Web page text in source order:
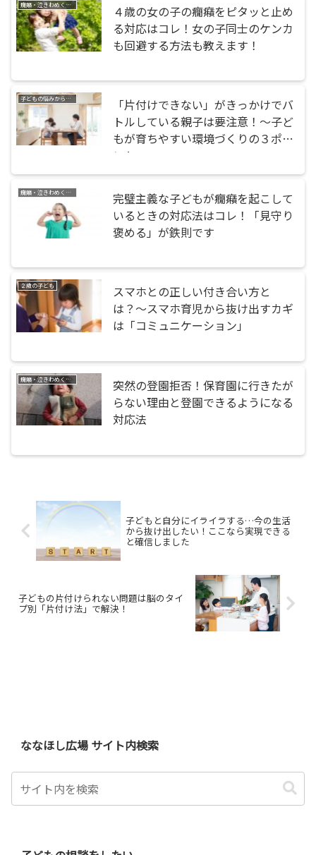
癇癪・泣きわめく・暴れる
４歳の女の子の癇癪をピタッと止め
る対応はコレ！女の子同士のケンカ
も回避する方法も教えます！
子どもの悩みから探す
「片付けできない」がきっかけでバ
トルしている親子は要注意！〜子ど
もが育ちやすい環境づくりの３ポイ
ント
癇癪・泣きわめく・暴れる
完璧主義な子どもが癇癪を起こして
いるときの対応法はコレ！「見守り
褒める」が鉄則です
２歳の子ども
スマホとの正しい付き合い方と
は？〜スマホ育児から抜け出すカギ
は「コミュニケーション」
癇癪・泣きわめく・暴れる
突然の登園拒否！保育園に行きたが
らない理由と登園できるようになる
対応法
子どもと自分にイライラする…今の生活
から抜け出したい！ここなら実現できる
と確信しました
子どもの片付けられない問題は脳のタイ
プ別「片付け法」で解決！
ななほし広場 サイト内検索